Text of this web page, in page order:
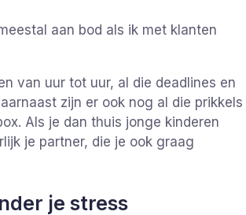
aan bod als ik met klanten
van uur tot uur, al die deadlines en
zijn er ook nog al die prikkels
Als je dan thuis jonge kinderen
je partner, die je ook graag
je stress